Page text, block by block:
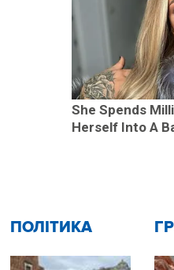
She Spends
Herself Into A
ПОЛІТИКА